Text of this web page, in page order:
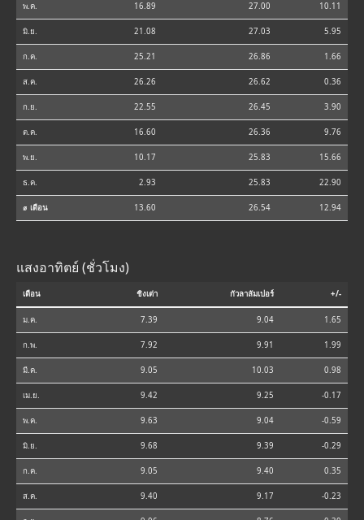
พ.ค. 16.89 27.00 10.11
มิ.ย. 21.08 27.03 5.95
ก.ค. 25.21 26.86 1.66
ส.ค. 26.26 26.62 0.36
ก.ย. 22.55 26.45 3.90
ต.ค. 16.60 26.36 9.76
พ.ย. 10.17 25.83 15.66
ธ.ค. 2.93 25.83 22.90
⌀ เดือน 13.60 26.54 12.94
แสงอาทิตย์ (ชั่วโมง)
เดือน ชิงเต่า กัวลาลัมเปอร์ +/-
ม.ค. 7.39 9.04 1.65
ก.พ. 7.92 9.91 1.99
มี.ค. 9.05 10.03 0.98
เม.ย. 9.42 9.25 -0.17
พ.ค. 9.63 9.04 -0.59
มิ.ย. 9.68 9.39 -0.29
ก.ค. 9.05 9.40 0.35
ส.ค. 9.40 9.17 -0.23